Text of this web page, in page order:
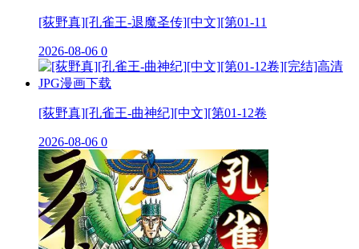
[荻野真][孔雀王-退魔圣传][中文][第01-11
2026-08-06 0
[荻野真][孔雀王-曲神纪][中文][第01-12卷
2026-08-06 0